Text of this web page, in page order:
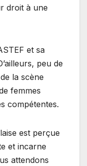
droit à une
et sa
peu de
la scène
femmes
compétentes.
est perçue
et incarne
attendons